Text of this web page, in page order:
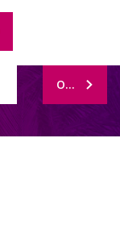
ODEBÍRAT